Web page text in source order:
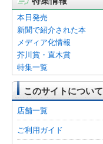
本日発売
新聞で紹介された本
メディア化情報
芥川賞・直木賞
特集一覧
このサイトについて
店舗一覧
ご利用ガイド